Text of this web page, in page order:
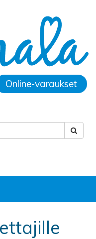
Online-varaukset